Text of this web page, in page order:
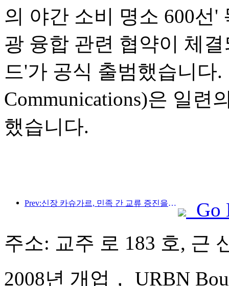
의 야간 소비 명소 600선
광 융합 관련 협약이 체
드'가 공식 출범했습니다
Communications)은 일련
했습니다.
Prev:신장 카슈가르, 민족 간 교류 증진을 위한 관광 홍보 행사 개최
Go
주소: 교주 로 183 호, 근
2008년 개업， URBN